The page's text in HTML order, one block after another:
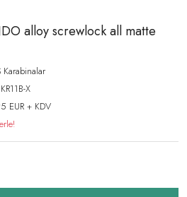
alloy screwlock all matte
Karabinalar
X
EUR + KDV